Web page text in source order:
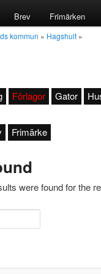
Brev Frimärken
kommun » Hagshult »
Förlagor Gator
Frimärke
were found for the